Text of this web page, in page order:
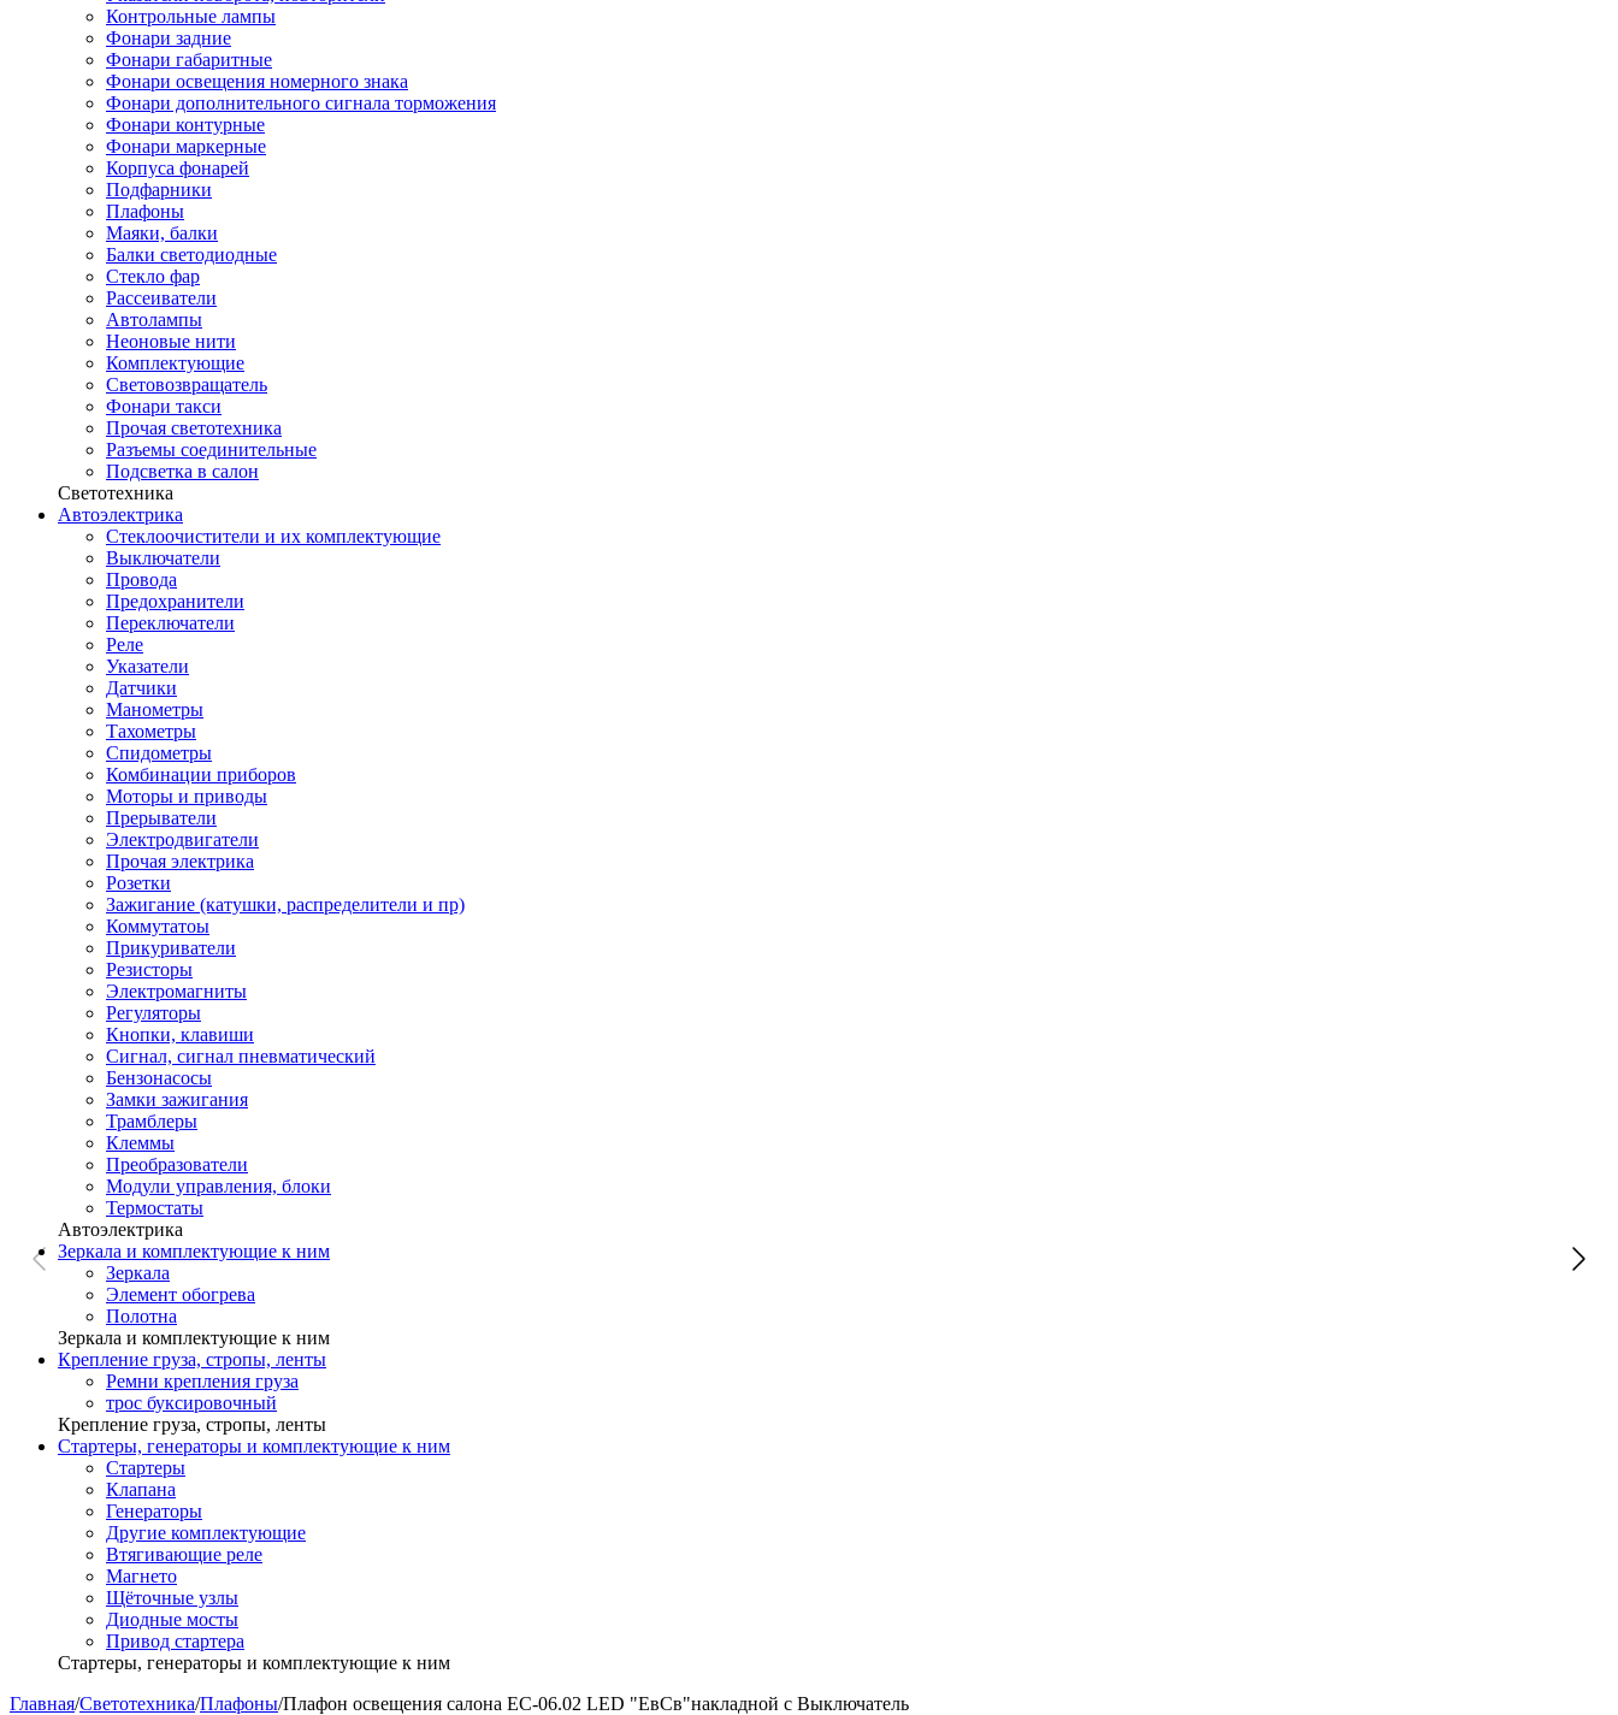
Контрольные лампы
Фонари задние
Фонари габаритные
Фонари освещения номерного знака
Фонари дополнительного сигнала торможения
Фонари контурные
Фонари маркерные
Корпуса фонарей
Подфарники
Плафоны
Маяки, балки
Балки светодиодные
Стекло фар
Рассеиватели
Автолампы
Неоновые нити
Комплектующие
Световозвращатель
Фонари такси
Прочая светотехника
Разъемы соединительные
Подсветка в салон
Светотехника
Автоэлектрика
Стеклоочистители и их комплектующие
Выключатели
Провода
Предохранители
Переключатели
Реле
Указатели
Датчики
Манометры
Тахометры
Спидометры
Комбинации приборов
Моторы и приводы
Прерыватели
Электродвигатели
Прочая электрика
Розетки
Зажигание (катушки, распределители и пр)
Коммутатоы
Прикуриватели
Резисторы
Электромагниты
Регуляторы
Кнопки, клавиши
Сигнал, сигнал пневматический
Бензонасосы
Замки зажигания
Трамблеры
Клеммы
Преобразователи
Модули управления, блоки
Термостаты
Автоэлектрика
Зеркала и комплектующие к ним
Зеркала
Элемент обогрева
Полотна
Зеркала и комплектующие к ним
Крепление груза, стропы, ленты
Ремни крепления груза
трос буксировочный
Крепление груза, стропы, ленты
Стартеры, генераторы и комплектующие к ним
Стартеры
Клапана
Генераторы
Другие комплектующие
Втягивающие реле
Магнето
Щёточные узлы
Диодные мосты
Привод стартера
Стартеры, генераторы и комплектующие к ним
Главная/Светотехника/Плафоны/Плафон освещения салона ЕС-06.02 LED "ЕвСв"накладной с Выключатель